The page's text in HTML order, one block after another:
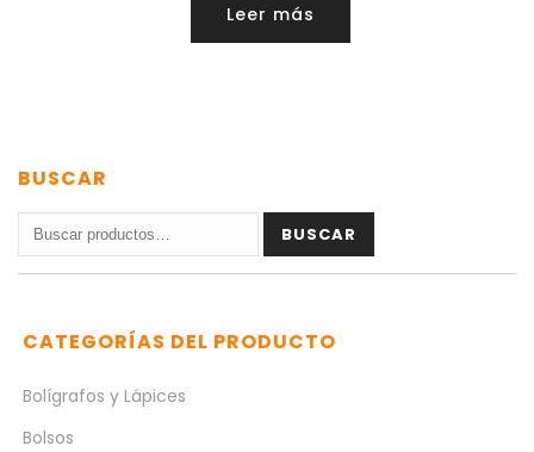
Leer más
BUSCAR
Buscar
por:
BUSCAR
CATEGORÍAS DEL PRODUCTO
Bolígrafos y Lápices
Bolsos